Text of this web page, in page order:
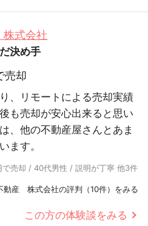
式会社
決め手
売却
、リモートによる売却実績
も売却が安心出来ると思い
、他の不動産屋さんとあま
ます。
売却 / 40代男性 / 説明が丁寧 他3件
動産 株式会社の評判（10件）をみる
この方の体験談をみる